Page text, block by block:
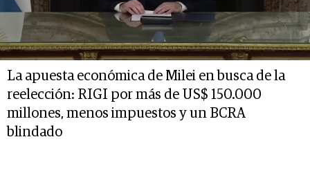
La apuesta económica de Milei en busca de la
reelección: RIGI por más de US$ 150.000
millones, menos impuestos y un BCRA
blindado